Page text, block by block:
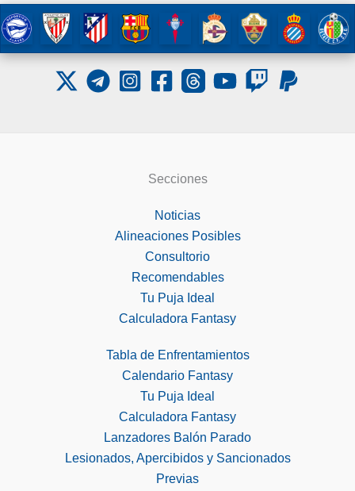
Secciones
Noticias
Alineaciones Posibles
Consultorio
Recomendables
Tu Puja Ideal
Calculadora Fantasy
Tabla de Enfrentamientos
Calendario Fantasy
Tu Puja Ideal
Calculadora Fantasy
Lanzadores Balón Parado
Lesionados, Apercibidos y Sancionados
Previas